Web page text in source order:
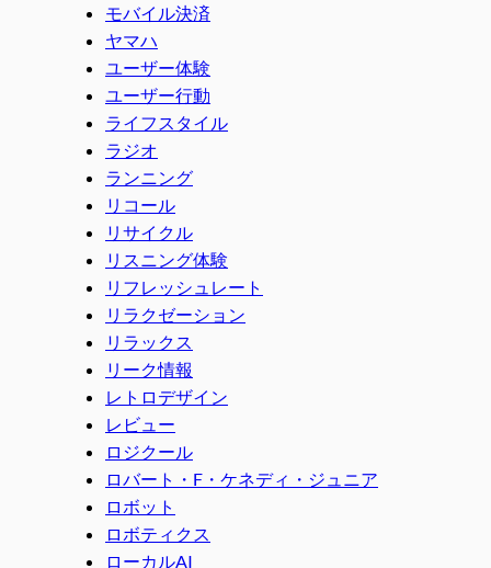
モバイル決済
ヤマハ
ユーザー体験
ユーザー行動
ライフスタイル
ラジオ
ランニング
リコール
リサイクル
リスニング体験
リフレッシュレート
リラクゼーション
リラックス
リーク情報
レトロデザイン
レビュー
ロジクール
ロバート・F・ケネディ・ジュニア
ロボット
ロボティクス
ローカルAI